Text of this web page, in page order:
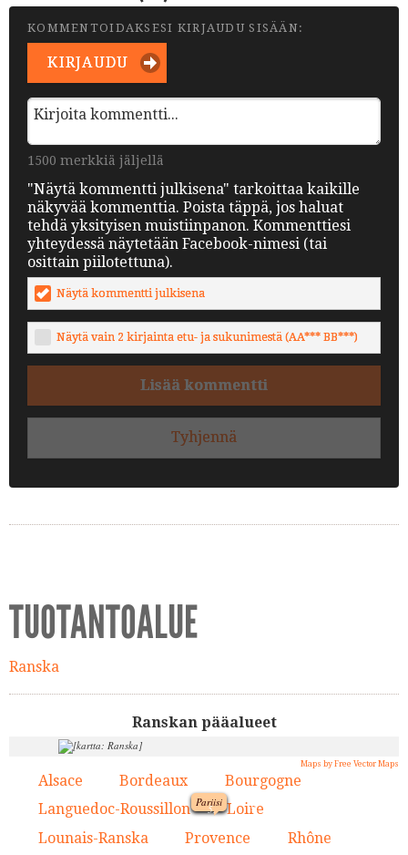
KOMMENTOIDAKSESI KIRJAUDU SISÄÄN:
KIRJAUDU
1500 merkkiä jäljellä
"Näytä kommentti julkisena" tarkoittaa kaikille
näkyvää kommenttia. Poista täppä, jos haluat
tehdä yksityisen muistiinpanon. Kommenttiesi
yhteydessä näytetään Facebook-nimesi (tai
osittain piilotettuna).
Näytä kommentti julkisena
Näytä vain 2 kirjainta etu- ja sukunimestä (AA*** BB***)
Lisää kommentti
Tyhjennä
TUOTANTOALUE
Ranska
Ranskan pääalueet
Pariisi
1.
9.
Maps by Free Vector Maps
Alsace Bordeaux Bourgogne
Languedoc-Roussillon 5. Loire
Lounais-Ranska Provence Rhône